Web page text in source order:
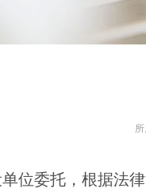
所
位委托，根据法